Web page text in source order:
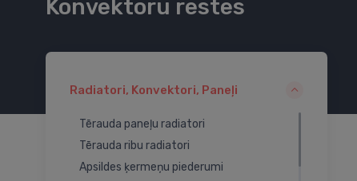
Konvektoru restes
Radiatori, Konvektori, Paneļi
Tērauda paneļu radiatori
Tērauda ribu radiatori
Apsildes ķermeņu piederumi